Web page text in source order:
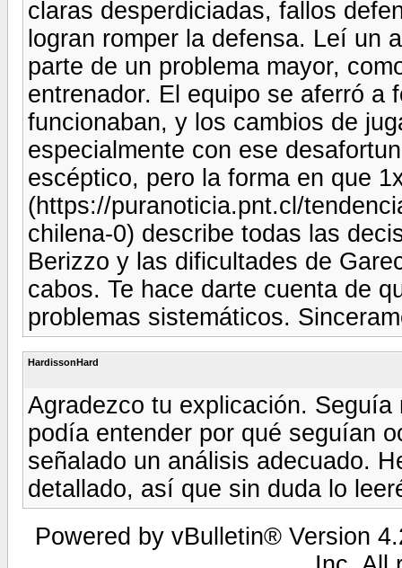
claras desperdiciadas, fallos
logran romper la defensa. Leí un
parte de un problema mayor,
entrenador. El equipo se aferró a
funcionaban, y los cambios de
especialmente con ese
escéptico, pero la forma en que
(https://puranoticia.pnt.cl/
chilena-0) describe todas las
Berizzo y las dificultades de
cabos. Te hace darte cuenta de
problemas sistemáticos.
HardissonHard
Agradezco tu explicación.
podía entender por qué seguían
señalado un análisis adecuado.
detallado, así que sin duda lo
Powered by vBulletin® Version